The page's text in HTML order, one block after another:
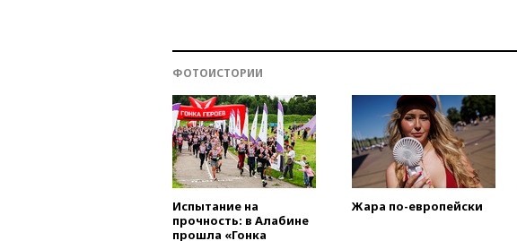
ФОТОИСТОРИИ
Испытание на
прочность: в Алабине
прошла «Гонка
Жара по-европейски